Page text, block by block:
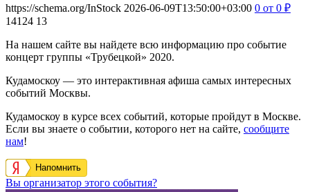
https://schema.org/InStock 2026-06-09T13:50:00+03:00 0 от 0 ₽
14124 13
На нашем сайте вы найдете всю информацию про событие
концерт группы «Трубецкой» 2020.
Кудамоскоу — это интерактивная афиша самых интересных
событий Москвы.
Кудамоскоу в курсе всех событий, которые пройдут в Москве.
Если вы знаете о событии, которого нет на сайте, сообщите
нам!
Напомнить
Вы организатор этого события?